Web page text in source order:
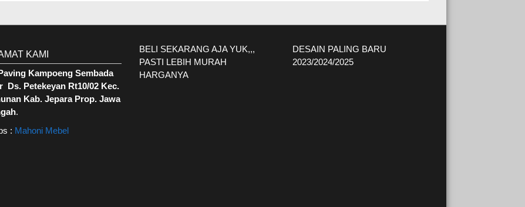
KAMI
Kampoeng Sembada
Ds. Petekeyan Rt10/02 Kec.
Kab. Jepara Prop. Jawa
.
: Mahoni Mebel
BELI SEKARANG AJA YUK,,,
PASTI LEBIH MURAH
HARGANYA
DESAIN PALING BARU
2023/2024/2025